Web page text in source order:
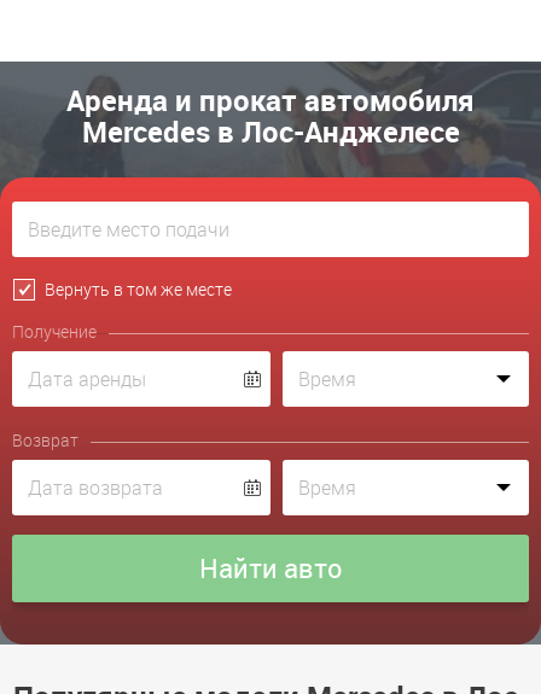
Аренда и прокат автомобиля
Mercedes в Лос-Анджелесе
Вернуть в том же месте
Получение
Возврат